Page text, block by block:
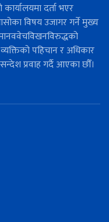
दर्ता भएर
विषय उजागर गर्ने मुख्य
पहिचान र अधिकार
प्रवाह गर्दै आएका छौँ।